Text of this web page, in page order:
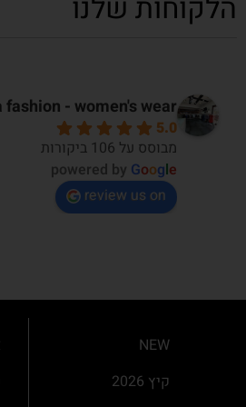
fashion - women's wear
5.0
מבוסס על 106 ביקורות
powered by Google
review us on
NEW
קיץ 2026